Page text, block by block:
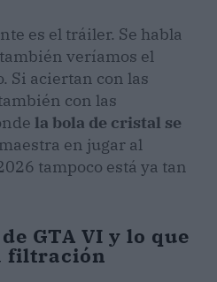
es el tráiler. Se habla
veríamos el
Si aciertan con las
con las
la bola de cristal se
en jugar al
tampoco está ya tan
GTA VI y lo que
filtración